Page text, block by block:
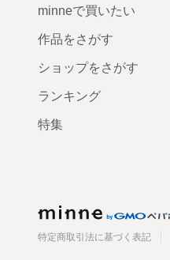
minneで買いたい
作品をさがす
ショップをさがす
ランキング
特集
特定商取引法に基づく表記